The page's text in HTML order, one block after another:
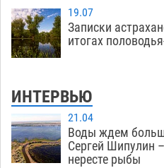
19.07
Записки
итогах
ИНТЕРВЬЮ
21.04
Воды ждем
Сергей Шипулин
нересте рыбы